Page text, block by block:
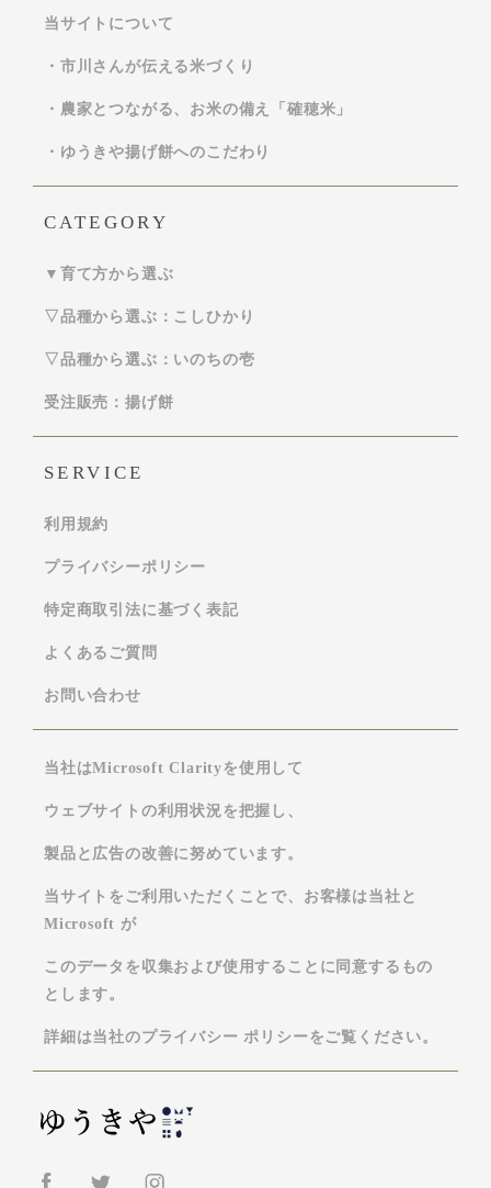
当サイトについて
・市川さんが伝える米づくり
・農家とつながる、お米の備え「確穂米」
・ゆうきや揚げ餅へのこだわり
CATEGORY
▼育て方から選ぶ
▽品種から選ぶ：こしひかり
▽品種から選ぶ：いのちの壱
受注販売：揚げ餅
SERVICE
利用規約
プライバシーポリシー
特定商取引法に基づく表記
よくあるご質問
お問い合わせ
当社はMicrosoft Clarityを使用して
ウェブサイトの利用状況を把握し、
製品と広告の改善に努めています。
当サイトをご利用いただくことで、お客様は当社と
Microsoft が
このデータを収集および使用することに同意するもの
とします。
詳細は当社のプライバシー ポリシーをご覧ください。